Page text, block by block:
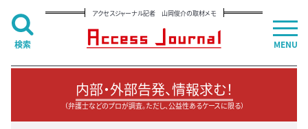
アクセスジャーナル記者 山岡俊介の取材メモ
内部・外部告発、情報求む！
（弁護士などのプロが調査。ただし、公益性あるケースに限る）
MENU
検索